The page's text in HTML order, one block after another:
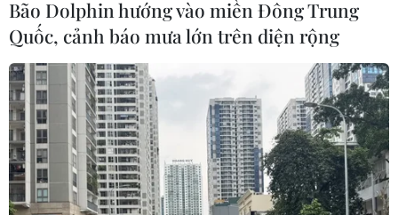
Bão Dolphin hướng vào miền Đông Trung
Quốc, cảnh báo mưa lớn trên diện rộng